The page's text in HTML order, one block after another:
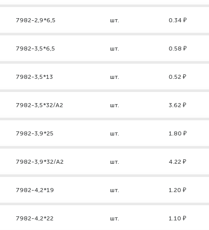
7982-2,9*6,5 шт. 0.34 ₽
7982-3,5*6,5 шт. 0.58 ₽
7982-3,5*13 шт. 0.52 ₽
7982-3,5*32/А2 шт. 3.62 ₽
7982-3,9*25 шт. 1.80 ₽
7982-3,9*32/А2 шт. 4.22 ₽
7982-4,2*19 шт. 1.20 ₽
7982-4,2*22 шт. 1.10 ₽